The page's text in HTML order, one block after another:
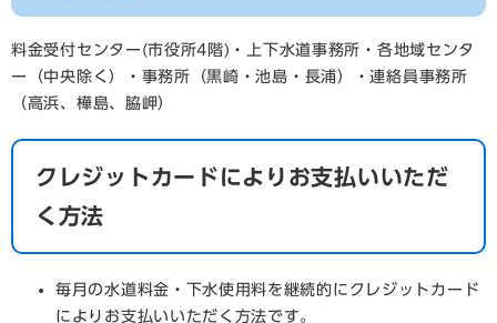
料金受付センター(市役所4階)・上下水道事務所・各地域センタ
ー（中央除く）・事務所（黒崎・池島・長浦）・連絡員事務所
（高浜、樺島、脇岬）
クレジットカードによりお支払いいただ
く方法
毎月の水道料金・下水使用料を継続的にクレジットカード
によりお支払いいただく方法です。